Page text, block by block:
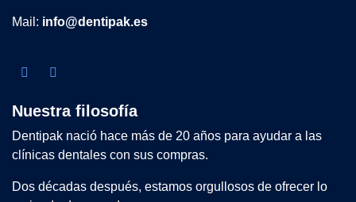
Mail: info@dentipak.es
Nuestra filosofía
Dentipak nació hace más de 20 años para ayudar a las
clínicas dentales con sus compras.
Dos décadas después, estamos orgullosos de ofrecer lo